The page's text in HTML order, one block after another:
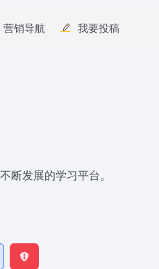
营销导航 我要投稿
断发展的学习平台。